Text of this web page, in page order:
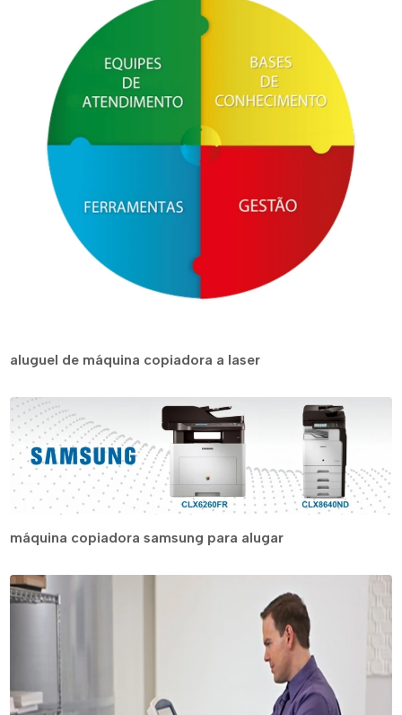
aluguel de máquina copiadora a laser
máquina copiadora samsung para alugar